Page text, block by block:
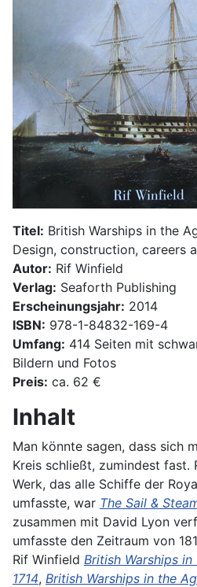
Titel: British Warships in the
Design, construction, careers
Autor: Rif Winfield
Verlag: Seaforth Publishing
Erscheinungsjahr: 2014
ISBN: 978-1-84832-169-4
Umfang: 414 Seiten mit
Bildern und Fotos
Preis: ca. 62 €
Inhalt
Man könnte sagen, dass sich
Kreis schließt, zumindest fast.
Werk, das alle Schiffe der
umfasste, war The Sail &
zusammen mit David Lyon
umfasste den Zeitraum von
Rif Winfield British Warships
1714, British Warships in the